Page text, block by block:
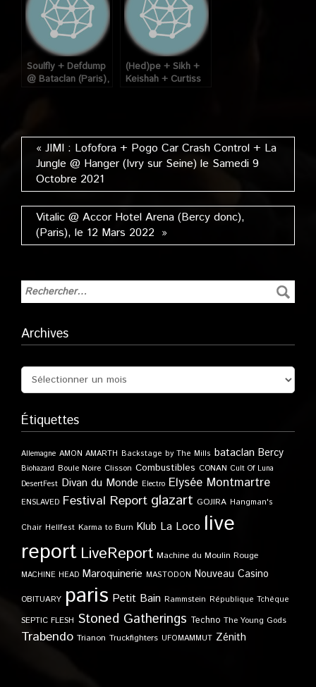
22 Mars 2015
Soulfly + Defdump
@ Bataclan (Paris),
(Hed)pe + Sikh +
Keishah + Curtiss
« JIMI : Lofofora + Pogo Car Crash Control + La
Jungle @ Hanger (Ivry sur Seine) le Samedi 9
Octobre 2021
Vitalic @ Accor Hotel Arena (Bercy donc),
(Paris), le 12 Mars 2022 »
Archives
Étiquettes
Allemagne AMON AMARTH Backstage by The Mills bataclan Bercy
Biohazard Boule Noire Clisson Combustibles CONAN Cult Of Luna
DesertFest Divan du Monde Electro Elysée Montmartre
ENSLAVED Festival Report glazart GOJIRA Hangman's
Chair Hellfest Karma to Burn Klub La Loco live
report LiveReport Machine du Moulin Rouge
MACHINE HEAD Maroquinerie MASTODON Nouveau Casino
OBITUARY paris Petit Bain Rammstein République Tchèque
SEPTIC FLESH Stoned Gatherings Techno The Young Gods
Trabendo Trianon Truckfighters UFOMAMMUT Zénith